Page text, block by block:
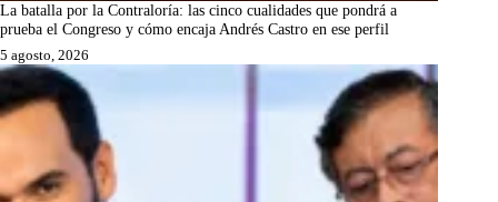
La batalla por la Contraloría: las cinco cualidades que pondrá a
prueba el Congreso y cómo encaja Andrés Castro en ese perfil
5 agosto, 2026